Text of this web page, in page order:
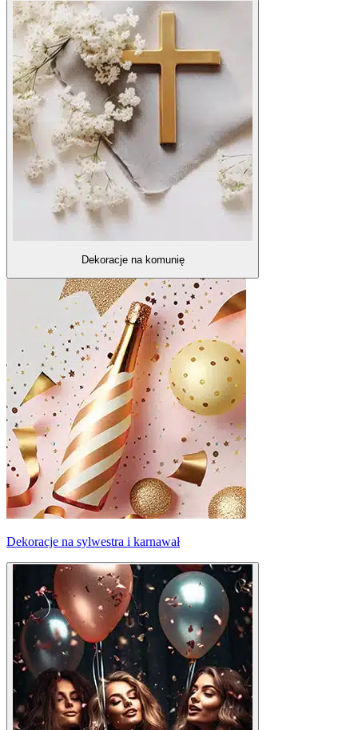
Dekoracje na komunię
Dekoracje na sylwestra i karnawał